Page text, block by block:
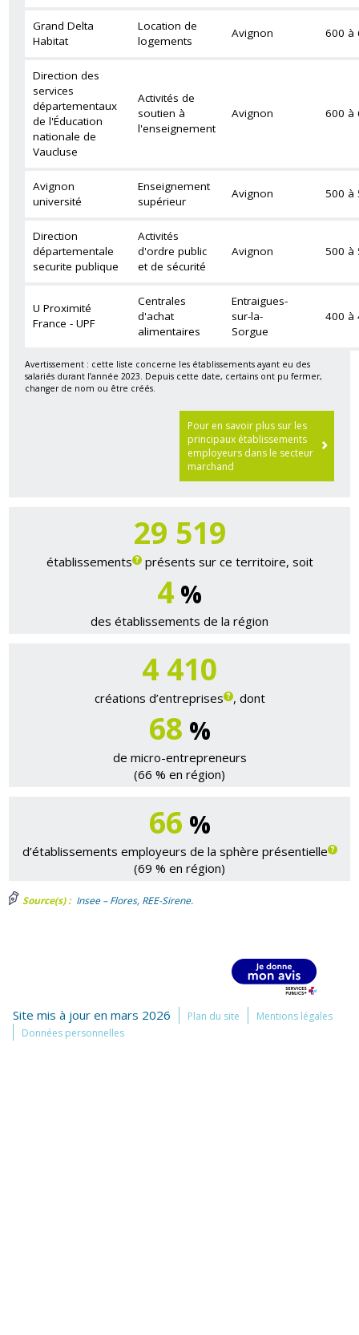
Grand Delta
Habitat
Location de
logements
Avignon 600 à
Direction des
services
départementaux
de l'Éducation
nationale de
Vaucluse
Activités de
soutien à
l'enseignement
Avignon 600 à
Avignon
université
Enseignement
supérieur
Avignon 500 à
Direction
départementale
securite publique
Activités
d'ordre public
et de sécurité
Avignon 500 à
U Proximité
France - UPF
Centrales
d'achat
alimentaires
Entraigues-
sur-la-
Sorgue
400 à
Avertissement : cette liste concerne les établissements ayant eu des
salariés durant l’année 2023. Depuis cette date, certains ont pu fermer,
changer de nom ou être créés.
Pour en savoir plus sur les
principaux établissements
employeurs dans le secteur
marchand
29 699
établissements présents sur ce territoire, soit
4 %
des établissements de la région
4 410
créations d’entreprises , dont
68 %
de micro-entrepreneurs
(66 % en région)
66 %
d’établissements employeurs de la sphère présentielle
(69 % en région)
Source(s) : Insee – Flores, REE-Sirene.
Site mis à jour en mars 2026 Plan du site
Mentions légales
Données personnelles